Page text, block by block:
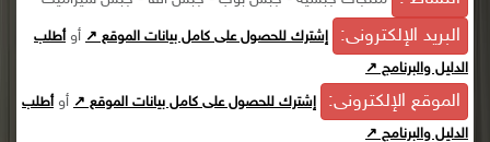
البريد الإلكترونى: إشترك للحصول على كامل بيانات الموقع ↗ أوأطلب
الدليل والبرنامج ↗
الموقع الإلكترونى: إشترك للحصول على كامل بيانات الموقع ↗ أوأطلب
الدليل والبرنامج ↗